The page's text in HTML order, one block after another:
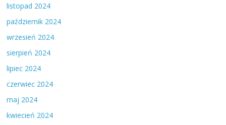
listopad 2024
październik 2024
wrzesień 2024
sierpień 2024
lipiec 2024
czerwiec 2024
maj 2024
kwiecień 2024